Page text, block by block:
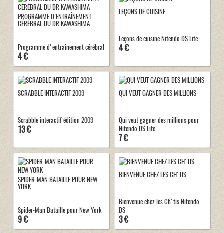
PROGRAMME D’ENTRAÎNEMENT
CÉRÉBRAL DU DR KAWASHIMA
Programme d'entraînement cérébral
4 €
LEÇONS DE CUISINE
Leçons de cuisine Nitendo DS Lite
4 €
SCRABBLE INTERACTIF 2009
Scrabble interactif édition 2009
13 €
QUI VEUT GAGNER DES MILLIONS
Qui veut gagner des millions pour
Nitendo DS Lite
7 €
SPIDER-MAN BATAILLE POUR NEW
YORK
Spider-Man Bataille pour New York
9 €
BIENVENUE CHEZ LES CH'TIS
Bienvenue chez les Ch'tis Nitendo
DS
3 €